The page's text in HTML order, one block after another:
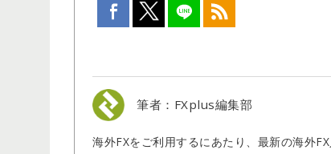
筆者：FXplus編集部
海外FXをご利用するにあたり、最新の海外